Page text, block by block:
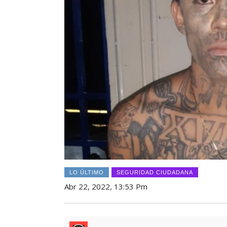
LO ÚLTIMO SEGURIDAD CIUDADANA
Abr 22, 2022, 13:53 Pm